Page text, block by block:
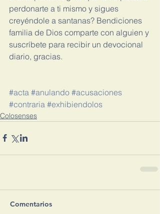
perdonarte a ti mismo y sigues
creyéndole a santanas? Bendiciones
familia de Dios comparte con alguien y
suscríbete para recibir un devocional
diario, gracias.
#acta #anulando #acusaciones
#contraria #exhibiendolos
Colosenses
Comentarios